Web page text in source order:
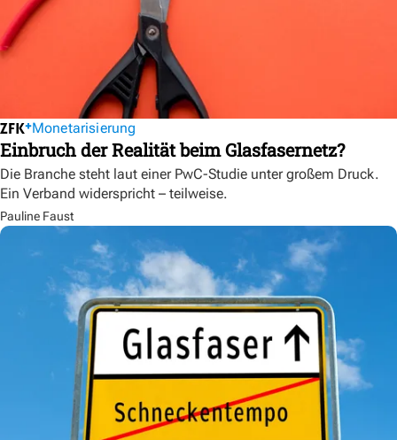
Monetarisierung
Einbruch der Realität beim Glasfasernetz?
Die Branche steht laut einer PwC-Studie unter großem Druck.
Ein Verband widerspricht – teilweise.
Pauline Faust